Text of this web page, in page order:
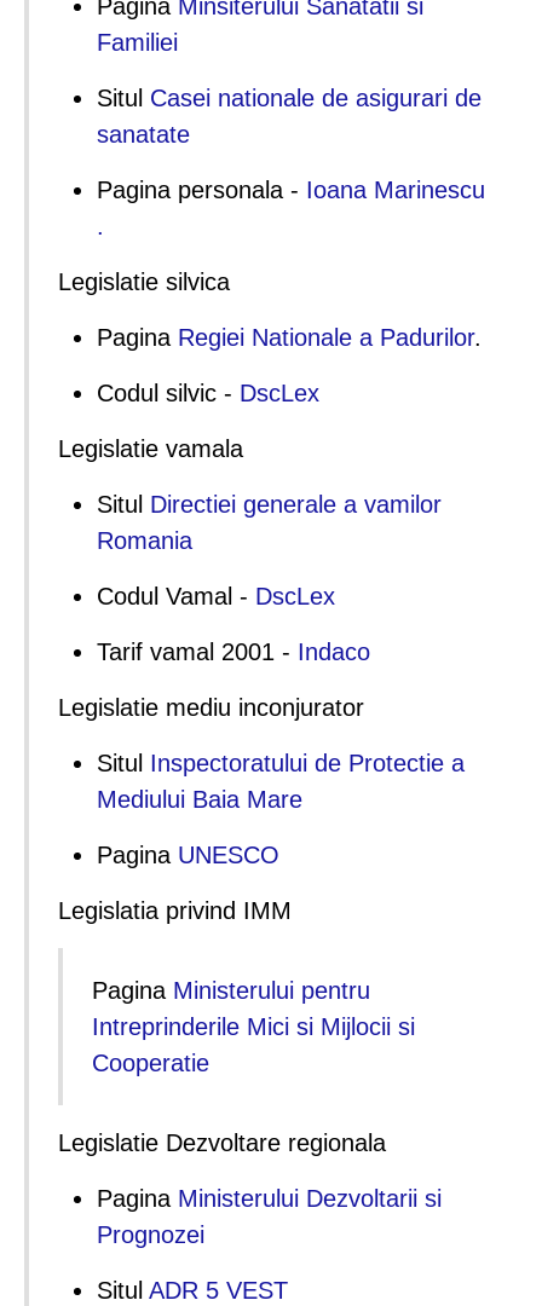
Pagina Minsiterului Sanatatii si
Familiei
Situl Casei nationale de asigurari de
sanatate
Pagina personala - Ioana Marinescu
.
Legislatie silvica
Pagina Regiei Nationale a Padurilor.
Codul silvic - DscLex
Legislatie vamala
Situl Directiei generale a vamilor
Romania
Codul Vamal - DscLex
Tarif vamal 2001 - Indaco
Legislatie mediu inconjurator
Situl Inspectoratului de Protectie a
Mediului Baia Mare
Pagina UNESCO
Legislatia privind IMM
Pagina Ministerului pentru
Intreprinderile Mici si Mijlocii si
Cooperatie
Legislatie Dezvoltare regionala
Pagina Ministerului Dezvoltarii si
Prognozei
Situl ADR 5 VEST